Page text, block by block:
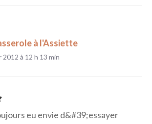
à l'Assiette
2012 à 12 h 13 min
eu envie d&#39;essayer